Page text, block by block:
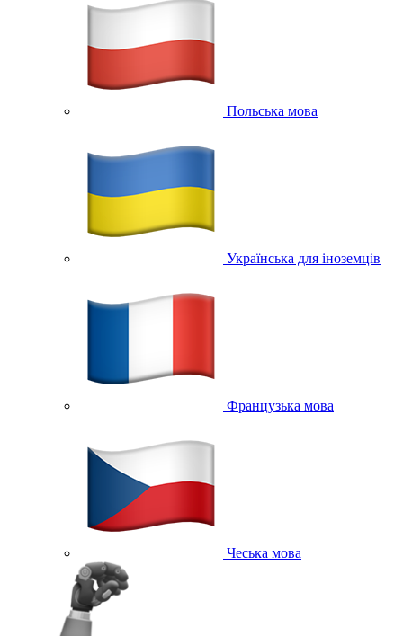
Польська мова
Українська для іноземців
Французька мова
Чеська мова